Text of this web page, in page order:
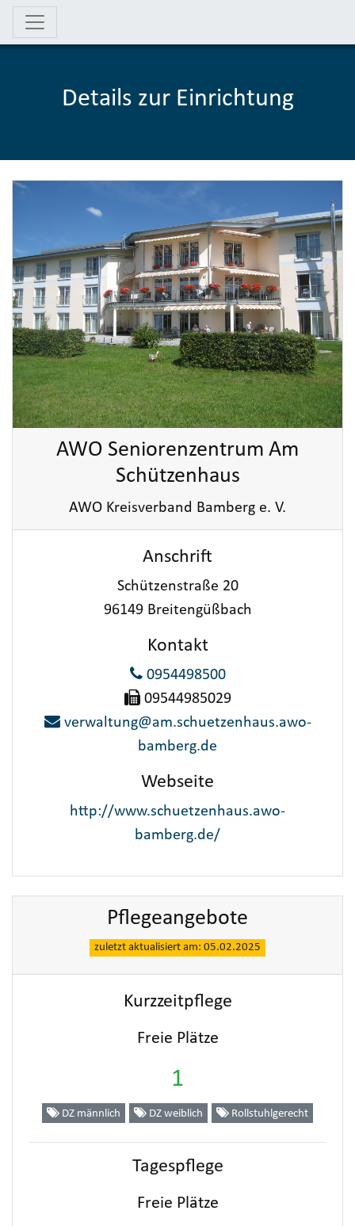
Details zur Einrichtung
AWO Seniorenzentrum Am
Schützenhaus
AWO Kreisverband Bamberg e. V.
Anschrift
Schützenstraße 20
96149 Breitengüßbach
Kontakt
0954498500
09544985029
verwaltung@am.schuetzenhaus.awo-
bamberg.de
Webseite
http://www.schuetzenhaus.awo-
bamberg.de/
Pflegeangebote
zuletzt aktualisiert am: 05.02.2025
Kurzzeitpflege
Freie Plätze
1
DZ männlich DZ weiblich Rollstuhlgerecht
Tagespflege
Freie Plätze